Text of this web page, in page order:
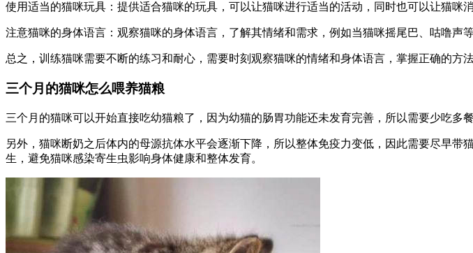
使用适当的猫咪玩具：提供适合猫咪的玩具，可以让猫咪进行适当的活动，同时也可以让猫咪
注意猫咪的身体语言：观察猫咪的身体语言，了解其情绪和需求，例如当猫咪摇尾巴、咕噜声
总之，训练猫咪需要不断的练习和耐心，需要时刻观察猫咪的情绪和身体语言，掌握正确的方
三个月的猫咪怎么喂养猫粮
三个月的猫咪可以开始直接吃幼猫粮了，因为幼猫的肠胃功能还未发育完善，所以需要少吃多
另外，猫咪断奶之后体内的母源抗体水平会逐渐下降，所以整体免疫力变低，因此需要尽早
生，避免猫咪感染寄生虫影响身体健康和整体发育。